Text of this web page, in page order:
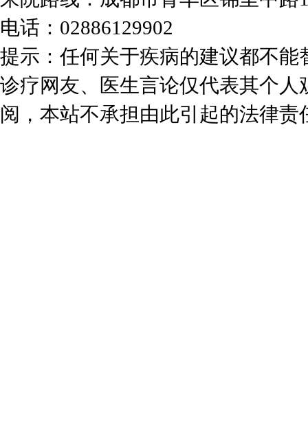
电话：02886129902
提示：任何关于疾病的建议都不
诊疗网友、医生言论仅代表其个
阅，本站不承担由此引起的法律责